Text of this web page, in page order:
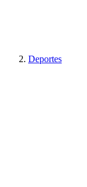
Deportes